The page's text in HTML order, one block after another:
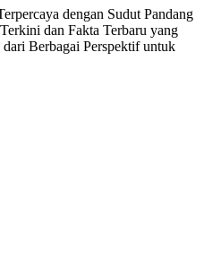
dengan Sudut Pandang
dan Fakta Terbaru yang
Berbagai Perspektif untuk